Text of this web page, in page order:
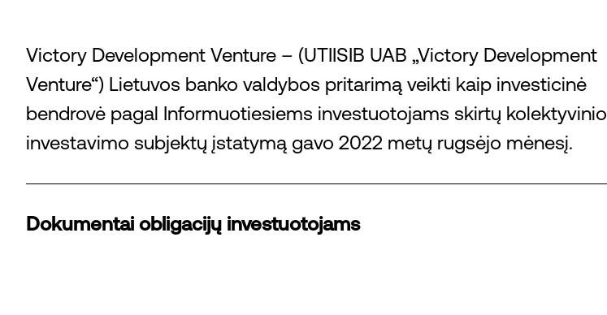
Victory Development Venture – (UTIISIB UAB „Victory Development
Venture“) Lietuvos banko valdybos pritarimą veikti kaip investicinė
bendrovė pagal Informuotiesiems investuotojams skirtų kolektyvinio
investavimo subjektų įstatymą gavo 2022 metų rugsėjo mėnesį.
Dokumentai obligacijų investuotojams